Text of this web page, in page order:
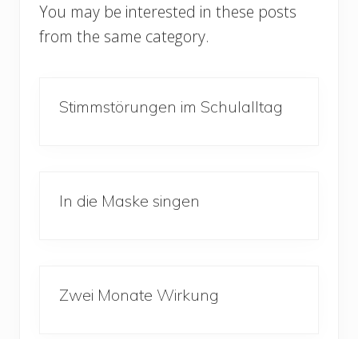
You may be interested in these posts
from the same category.
Stimmstörungen im Schulalltag
In die Maske singen
Zwei Monate Wirkung